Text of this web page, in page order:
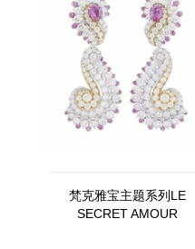
梵克雅宝主题系列LE
SECRET AMOUR